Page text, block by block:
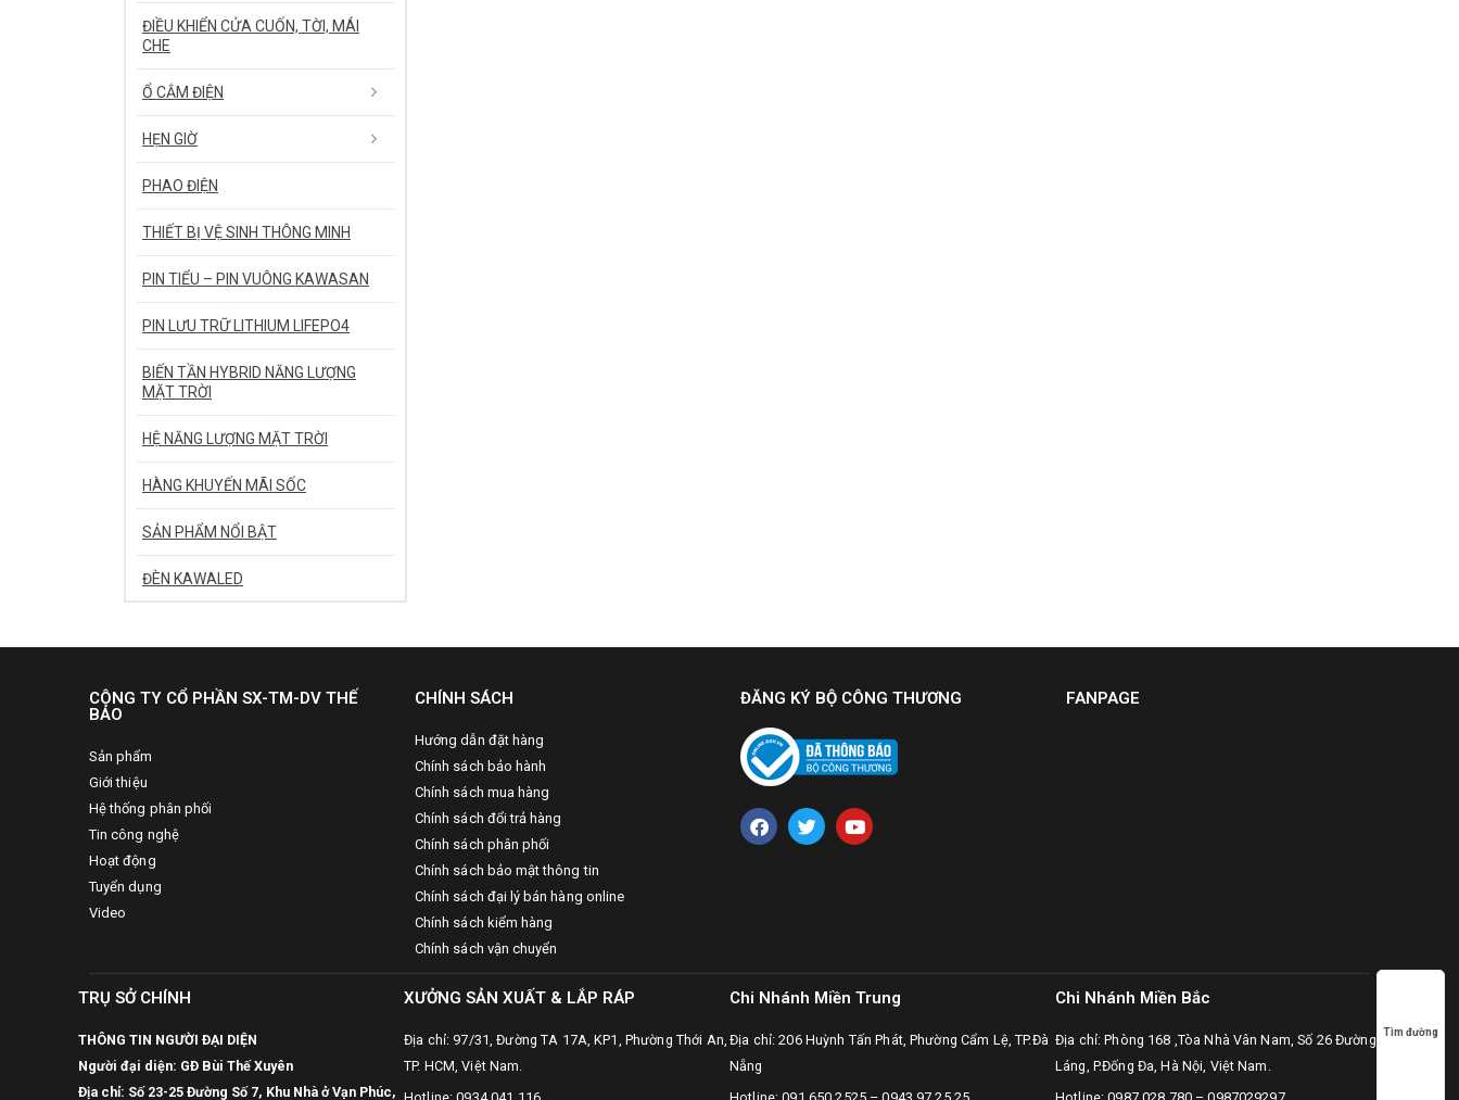
ĐIỀU KHIỂN CỬA CUỐN, TỜI, MÁI
CHE
Ổ CẮM ĐIỆN
HẸN GIỜ
PHAO ĐIỆN
THIẾT BỊ VỆ SINH THÔNG MINH
PIN TIỂU – PIN VUÔNG KAWASAN
PIN LƯU TRỮ LITHIUM LIFEPO4
BIẾN TẦN HYBRID NĂNG LƯỢNG
MẶT TRỜI
HỆ NĂNG LƯỢNG MẶT TRỜI
HÀNG KHUYẾN MÃI SỐC
SẢN PHẨM NỔI BẬT
ĐÈN KAWALED
CÔNG TY CỔ PHẦN SX-TM-DV THẾ
BẢO
Sản phẩm
Giới thiệu
Hệ thống phân phối
Tin công nghệ
Hoạt động
Tuyển dụng
Video
CHÍNH SÁCH
Hướng dẫn đặt hàng
Chính sách bảo hành
Chính sách mua hàng
Chính sách đổi trả hàng
Chính sách phân phối
Chính sách bảo mật thông tin
Chính sách đại lý bán hàng online
Chính sách kiểm hàng
Chính sách vận chuyển
ĐĂNG KÝ BỘ CÔNG THƯƠNG FANPAGE
TRỤ SỞ CHÍNH
THÔNG TIN NGƯỜI ĐẠI DIỆN
Người đại diện: GĐ Bùi Thế Xuyên
Địa chỉ: Số 23-25 Đường Số 7, Khu Nhà ở Vạn Phúc,
XƯỞNG SẢN XUẤT & LẮP RÁP
Địa chỉ: 97/31, Đường TA 17A, KP1, Phường Thới An,
TP. HCM, Việt Nam.
Chi Nhánh Miền Trung
Địa chỉ: 206 Huỳnh Tấn Phát, Phường Cẩm Lệ, TP.Đà
Nẵng
Chi Nhánh Miền Bắc
Địa chỉ: Phòng 168 ,Tòa Nhà Vân Nam, Số 26 Đường
Láng, P.Đống Đa, Hà Nội, Việt Nam.
Tìm đường